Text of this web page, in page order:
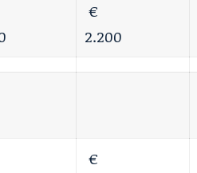
€
2.200
€